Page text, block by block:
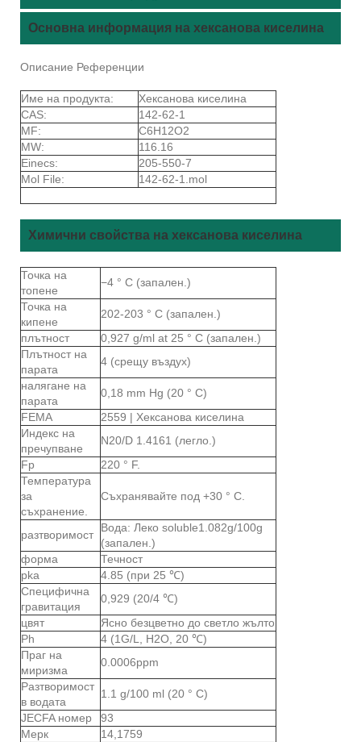
Основна информация на хексанова киселина
Описание Референции
Име на продукта:
Хексанова киселина
CAS:
142-62-1
MF:
C6H12O2
MW:
116.16
Einecs:
205-550-7
Mol File:
142-62-1.mol
Химични свойства на хексанова киселина
Точка на
топене
−4 ° C (запален.)
Точка на
кипене
202-203 ° C (запален.)
плътност
0,927 g/ml at 25 ° C (запален.)
Плътност на
парата
4 (срещу въздух)
налягане на
парата
0,18 mm Hg (20 ° C)
FEMA
2559 | Хексанова киселина
Индекс на
пречупване
N20/D 1.4161 (легло.)
Fp
220 ° F.
Температура
за
съхранение.
Съхранявайте под +30 ° C.
разтворимост
Вода: Леко soluble1.082g/100g
(запален.)
форма
Течност
pka
4.85 (при 25 ℃)
Специфична
гравитация
0,929 (20/4 ℃)
цвят
Ясно безцветно до светло жълто
Ph
4 (1G/L, H2O, 20 ℃)
Праг на
миризма
0.0006ppm
Разтворимост
в водата
1.1 g/100 ml (20 ° C)
JECFA номер
93
Мерк
14,1759